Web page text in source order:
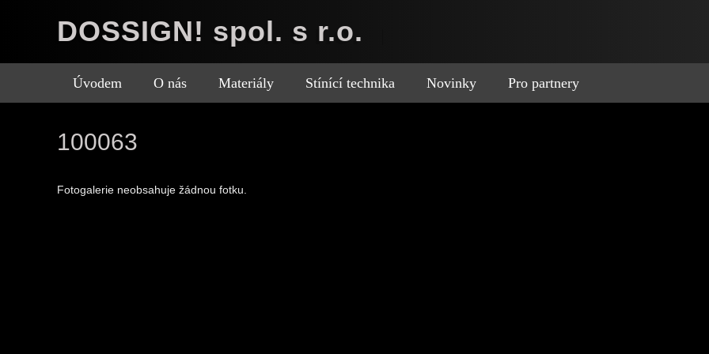
DOSSIGN! spol. s r.o.
Úvodem O nás Materiály Stínící technika Novinky Pro partnery
100063
Fotogalerie neobsahuje žádnou fotku.